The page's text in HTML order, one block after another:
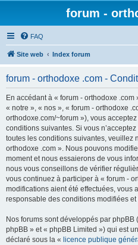
forum -
FAQ
Site web Index forum
forum - orthodoxe .com -
En accédant à « forum - orthodoxe
« notre », « nos », « forum - orthodoxe
orthodoxe.com/~forum »), vous
conditions suivantes. Si vous
toutes les conditions suivantes, veuillez
orthodoxe .com ». Nous pouvons
moment et nous essaierons de vous
nous vous conseillons de vérifier
vous continuez à participer à « forum -
modifications aient été effectuées, vous
responsable des conditions modifiées et
Nos forums sont développés par phpBB
phpBB » et « phpBB Limited ») qui est
déclaré sous la « licence publique